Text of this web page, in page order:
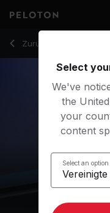
Zurück zu Ruderkurse
Zurück
Select
We've
the
your
content
Select an option